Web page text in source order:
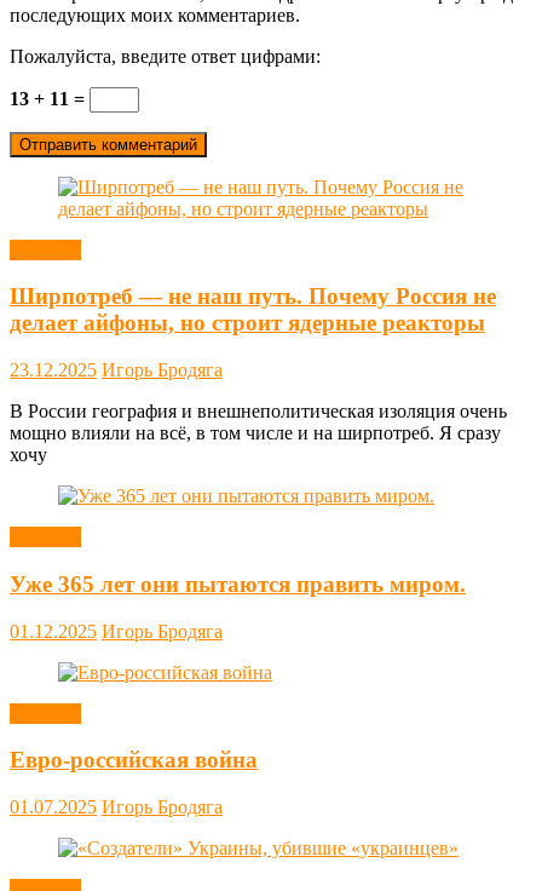
последующих моих комментариев.
Пожалуйста, введите ответ цифрами:
13 + 11 =
Ширпотреб — не наш путь. Почему Россия не
делает айфоны, но строит ядерные реакторы
23.12.2025 Игорь Бродяга
В России география и внешнеполитическая изоляция очень
мощно влияли на всё, в том числе и на ширпотреб. Я сразу
хочу
Уже 365 лет они пытаются править миром.
01.12.2025 Игорь Бродяга
Евро-российская война
01.07.2025 Игорь Бродяга